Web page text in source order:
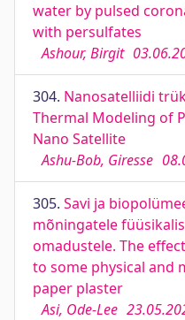
water by pulsed
with persulfates
Ashour, Birgit
304. Nanosatelliidi
Thermal Modeling of
Nano Satellite
Ashu-Bob, Giresse
305. Savi ja
mõningatele
omadustele. The
to some physical and
paper plaster
Asi, Ode-Lee